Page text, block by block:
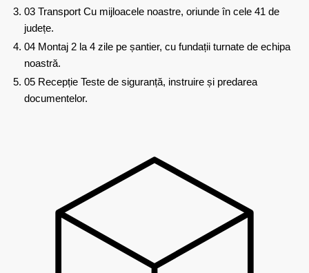
03 Transport Cu mijloacele noastre, oriunde în cele 41 de
județe.
04 Montaj 2 la 4 zile pe șantier, cu fundații turnate de echipa
noastră.
05 Recepție Teste de siguranță, instruire și predarea
documentelor.